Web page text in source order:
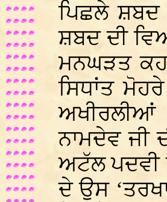
ਪਿਛਲੇ ਸ਼ਬਦ
ਸ਼ਬਦ ਦੀ
ਮਨਘੜਤ
ਸਿਧਾਂਤ
ਨਾਮਦੇਵ ਜੀ
ਅਟੱਲ ਪਦਵੀ
ਦੇ ਉਸ